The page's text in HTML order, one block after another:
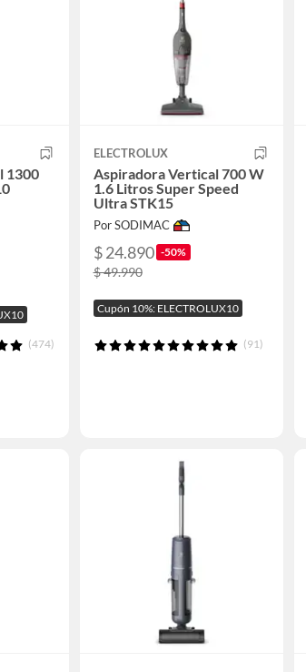
1300
(474)
ELECTROLUX
Aspiradora Vertical 700 W
1.6 Litros Super Speed
Ultra STK15
Por SODIMAC
$ 24.890 -50%
$ 49.990
Cupón 10%: ELECTROLUX10
(91)